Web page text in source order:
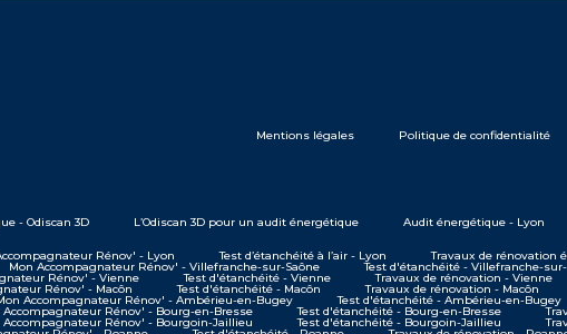
Mentions légales Politique de confidentialité
- Odiscan 3D L’Odiscan 3D pour un audit énergétique Audit énergétique - Lyon
Rénov' - Lyon Test d’étanchéité à l’air - Lyon Travaux de rénovation
Mon Accompagnateur Rénov' - Villefranche-sur-Saône Test d'étanchéité - Villefranche-
Rénov' - Vienne Test d'étanchéité - Vienne Travaux de rénovation - Vienne
Rénov' - Macôn Test d'étanchéité - Macôn Travaux de rénovation - Macôn
Accompagnateur Rénov' - Ambérieu-en-Bugey Test d'étanchéité - Ambérieu-en-Bugey
Accompagnateur Rénov' - Bourg-en-Bresse Test d'étanchéité - Bourg-en-Bresse
Accompagnateur Rénov' - Bourgoin-Jaillieu Test d'étanchéité - Bourgoin-Jaillieu